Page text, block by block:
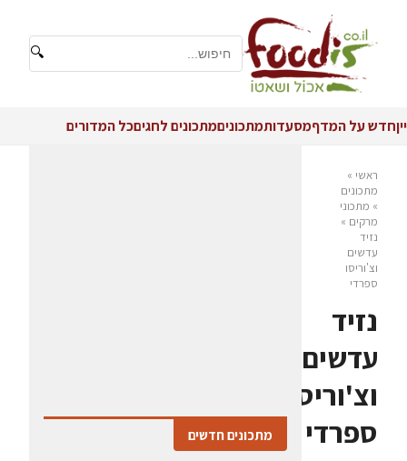
🔍
ייןחדש על המדףמסעדותמתכוניםמתכונים לחגיםכל המדורים
ראשי »
מתכונים
» מתכוני
מרקים »
נזיד
עדשים
וצ'וריסו
ספרדי
נזיד
עדשים
וצ'וריסו
ספרדי
מתכונים חדשים